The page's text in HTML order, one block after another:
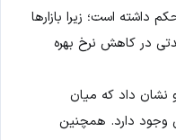
داشته است؛ زیرا بازارها
در کاهش نرخ بهره
نشان داد که میان
وجود دارد. همچنین